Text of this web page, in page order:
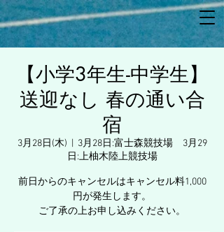
【小学3年生-中学生】
送迎なし 春の通い合
宿
3月28日(木)
3月28日:富士森競技場 3月29
日:上柚木陸上競技場
前日からのキャンセルはキャンセル料1,000
円が発生します。
ご了承の上お申し込みください。